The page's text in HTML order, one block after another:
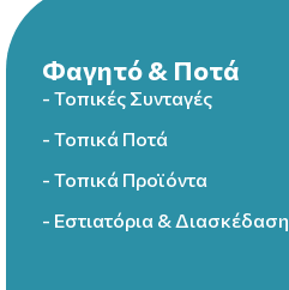
Φαγητό & Ποτά
- Τοπικές Συνταγές
- Τοπικά Ποτά
- Τοπικά Προϊόντα
- Εστιατόρια & Διασκέδαση